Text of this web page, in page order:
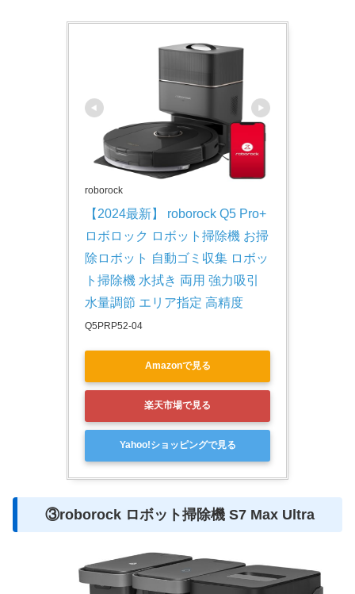
roborock
【2024最新】 roborock Q5 Pro+
ロボロック ロボット掃除機 お掃
除ロボット 自動ゴミ収集 ロボッ
ト掃除機 水拭き 両用 強力吸引
水量調節 エリア指定 高精度
Q5PRP52-04
Amazonで見る
楽天市場で見る
Yahoo!ショッピングで見る
③roborock ロボット掃除機 S7 Max Ultra